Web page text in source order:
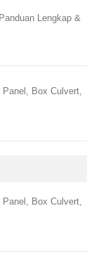
Lengkap &
Box Culvert,
Box Culvert,